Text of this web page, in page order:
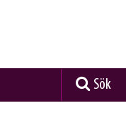
Sök